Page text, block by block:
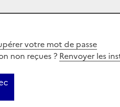
votre mot de passe
non reçues ? Renvoyer les